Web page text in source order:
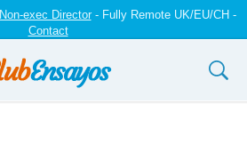
Non-exec Director- Fully Remote UK/EU/CH -
Contact